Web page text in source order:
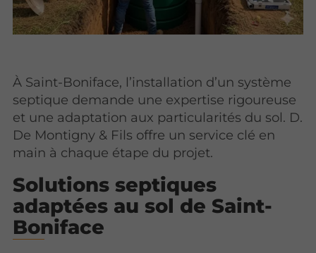
À Saint-Boniface, l’installation d’un système
septique demande une expertise rigoureuse
et une adaptation aux particularités du sol. D.
De Montigny & Fils offre un service clé en
main à chaque étape du projet.
Solutions septiques
adaptées au sol de Saint-
Boniface